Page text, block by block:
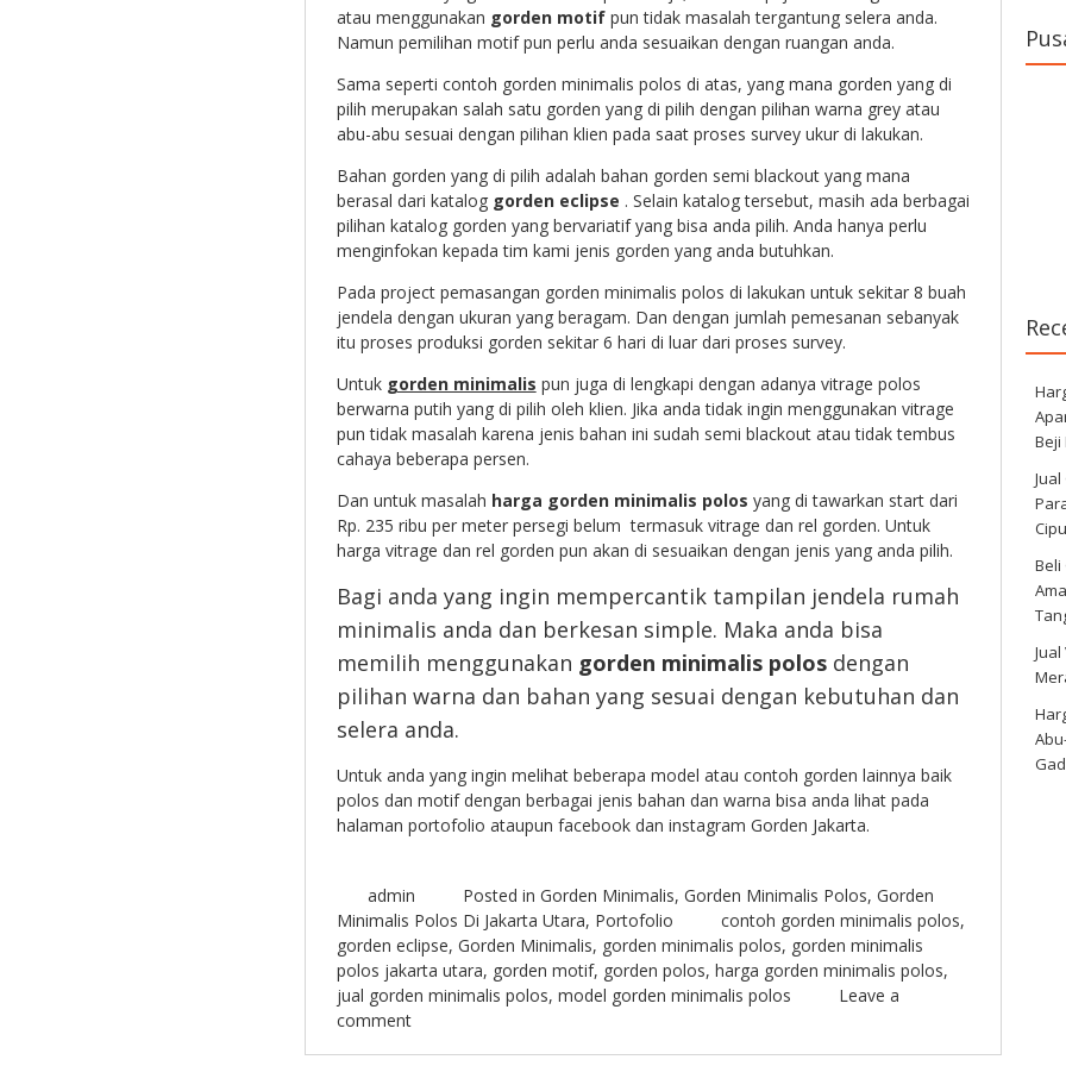
atau menggunakan gorden motifpun tidak masalah tergantung selera anda.
Namun pemilihan motif pun perlu anda sesuaikan dengan ruangan anda.
Sama seperti contoh gorden minimalis polos di atas, yang mana gorden yang di
pilih merupakan salah satu gorden yang di pilih dengan pilihan warna grey atau
abu-abu sesuai dengan pilihan klien pada saat proses survey ukur di lakukan.
Bahan gorden yang di pilih adalah bahan gorden semi blackout yang mana
berasal dari katalog gorden eclipse . Selain katalog tersebut, masih ada berbagai
pilihan katalog gorden yang bervariatif yang bisa anda pilih. Anda hanya perlu
menginfokan kepada tim kami jenis gorden yang anda butuhkan.
Pada project pemasangan gorden minimalis polos di lakukan untuk sekitar 8 buah
jendela dengan ukuran yang beragam. Dan dengan jumlah pemesanan sebanyak
itu proses produksi gorden sekitar 6 hari di luar dari proses survey.
Untuk gorden minimalis pun juga di lengkapi dengan adanya vitrage polos
berwarna putih yang di pilih oleh klien. Jika anda tidak ingin menggunakan vitrage
pun tidak masalah karena jenis bahan ini sudah semi blackout atau tidak tembus
cahaya beberapa persen.
Dan untuk masalah harga gorden minimalis polos yang di tawarkan start dari
Rp. 235 ribu per meter persegi belum termasuk vitrage dan rel gorden. Untuk
harga vitrage dan rel gorden pun akan di sesuaikan dengan jenis yang anda pilih.
Bagi anda yang ingin mempercantik tampilan jendela rumah
minimalis anda dan berkesan simple. Maka anda bisa
memilih menggunakan gorden minimalis polosdengan
pilihan warna dan bahan yang sesuai dengan kebutuhan dan
selera anda.
Untuk anda yang ingin melihat beberapa model atau contoh gorden lainnya baik
polos dan motif dengan berbagai jenis bahan dan warna bisa anda lihat pada
halaman portofolio ataupun facebook dan instagram Gorden Jakarta.
admin Posted in Gorden Minimalis, Gorden Minimalis Polos, Gorden
Minimalis Polos Di Jakarta Utara, Portofolio contoh gorden minimalis polos,
gorden eclipse, Gorden Minimalis, gorden minimalis polos, gorden minimalis
polos jakarta utara, gorden motif, gorden polos, harga gorden minimalis polos,
jual gorden minimalis polos, model gorden minimalis polos
Leave a
comment
Beji
Beli